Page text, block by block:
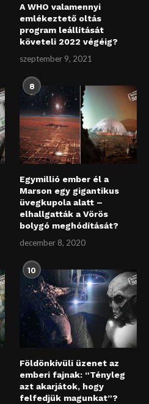
A WHO valamennyi
emlékeztető oltás
program leállítását
követeli 2022 végéig?
szeptember 9, 2021
8
Egymillió ember él a
Marson egy gigantikus
üvegkupola alatt –
elhallgatták a Vörös
bolygó meghódítását?
december 8, 2020
10
Földönkívüli üzenet az
emberi fajnak: “Tényleg
azt akarjátok, hogy
felfedjük magunkat”?